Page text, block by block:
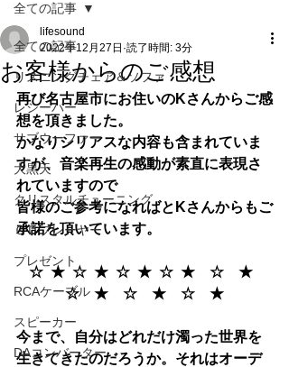
全ての記事
リスニングチェア＆ソファ
レシーバー
サブウーファー
大黒天
クリスタルチューニング
ＣＤプレーヤー
プレゼント
RCAケーブル
スピーカー
DAコンバーター
全ての記事
お客様からのご感想
lifesound
2022年12月27日 読了時間: 3分
再び名古屋市にお住いのKさんからご感
想を頂きました。
かなりシリアスな内容も含まれていま
すが、音楽再生の感動が素直に表現さ
れていますので
皆様のご参考になればとKさんからもご
承諾を頂いています。
☆  ★  ☆  ★  ☆  ★  ☆  ★　☆　★
☆　★　☆　★　☆　★
今まで、自分はどれだけ濁った世界を
生きてきたのだろうか。それはオーデ